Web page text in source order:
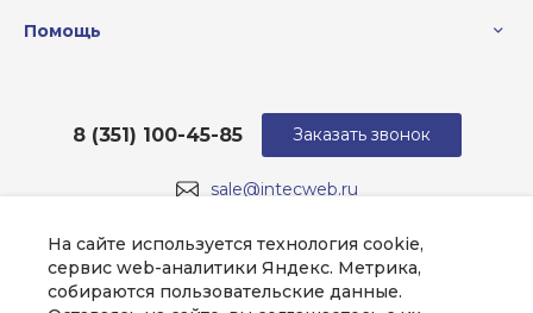
На сайте используется технология cookie,
сервис web-аналитики Яндекс. Метрика,
собираются пользовательские данные.
Помощь
sale@intecweb.ru
8 (351) 100-45-85
г. Челябинск, ул.Свободы, д.93, оф. 6
Заказать звонок